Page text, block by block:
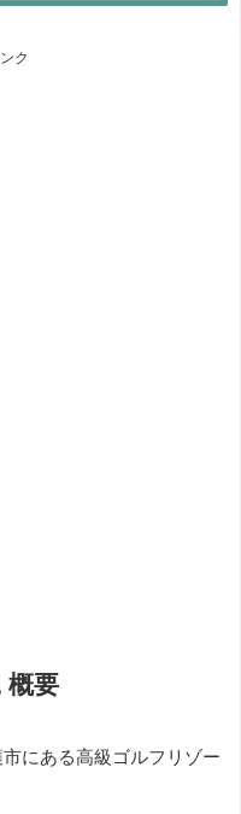
ク
概要
にある高級ゴルフリゾー